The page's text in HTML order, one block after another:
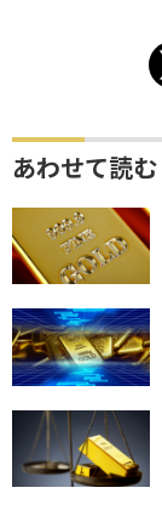
あわせて読む